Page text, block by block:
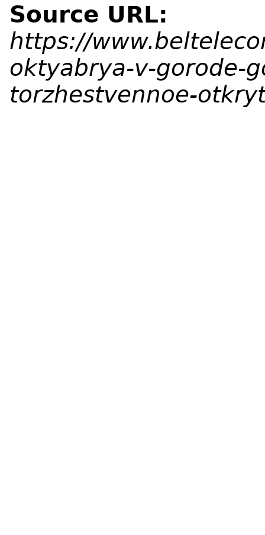
Source URL:
https://
oktyabrya-v-gorode-
torzhestvennoe-